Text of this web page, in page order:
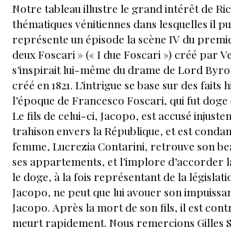
Notre tableau illustre le grand intérêt de
thématiques vénitiennes dans lesquelles il
représente un épisode la scène IV du
deux Foscari » (« I due Foscari ») créé par
s’inspirait lui-même du drame de Lord
créé en 1821. L’intrigue se base sur des faits
l’époque de Francesco Foscari, qui fut doge
Le fils de celui-ci, Jacopo, est accusé
trahison envers la République, et est
femme, Lucrezia Contarini, retrouve son
ses appartements, et l’implore d’accorder
le doge, à la fois représentant de la
Jacopo, ne peut que lui avouer son
Jacopo. Après la mort de son fils, il est
meurt rapidement. Nous remercions Gilles